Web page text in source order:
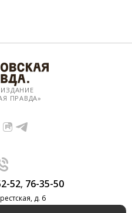
ПРАВДА»
52, 76-35-50
д. 6